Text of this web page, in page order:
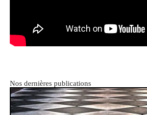
Nos dernières publications